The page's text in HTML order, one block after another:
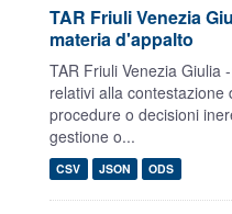
TAR Friuli Venezia
materia d'appalto
TAR Friuli Venezia Giulia
relativi alla contestazione
procedure o decisioni
gestione o...
CSV JSON ODS